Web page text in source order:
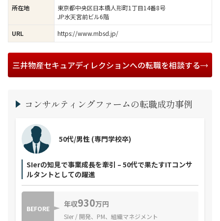
所在地
東京都中央区日本橋人形町1丁目14番8号
JP水天宮前ビル6階
URL https://www.mbsd.jp/
三井物産セキュアディレクションへの転職を相談する
コンサルティングファームの転職成功事例
SIerの知見で事業成長を牽引 – 50代で果たすITコンサ
ルタントとしての躍進
50代/男性 (専門学校卒)
BEFORE 年収930万円
SIer / 開発、PM、組織マネジメント